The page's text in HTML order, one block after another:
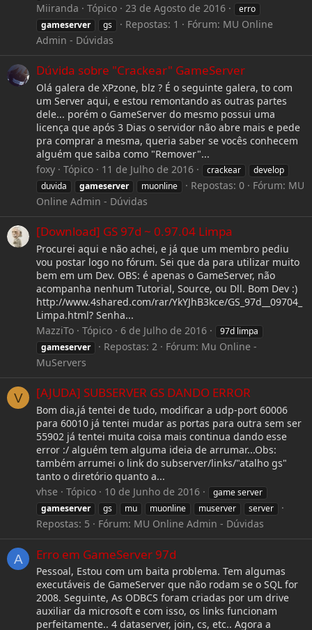
Miiranda
Tópico 23 de Agosto de 2016
erro
gameserver
gs Repostas: 1 Fórum: MU Online
Admin - Dúvidas
Dúvida sobre "Crackear" GameServer
Olá galera de XPzone, blz ? É o seguinte galera, to com
um Server aqui, e estou remontando as outras partes
dele... porém o GameServer do mesmo possui uma
licença que após 3 Dias o servidor não abre mais e pede
pra comprar a mesma, queria saber se vocês conhecem
alguém que saiba como "Remover"...
foxy
Tópico 11 de Julho de 2016 crackear
develop
duvida
gameserver muonline Repostas: 0 Fórum: MU
Online Admin - Dúvidas
[Download] GS 97d ~ 0.97.04 Limpa
Procurei aqui e não achei, e já que um membro pediu
vou postar logo no fórum. Sei que da para utilizar muito
bem em um Dev. OBS: é apenas o GameServer, não
acompanha nenhum Tutorial, Source, ou Dll. Bom Dev :)
http://www.4shared.com/rar/YkYJhB3kce/GS_97d__09704_
Limpa.html? Senha...
MazziTo
Tópico 6 de Julho de 2016
97d limpa
gameserver
Repostas: 2 Fórum: Mu Online -
MuServers
V [AJUDA] SUBSERVER GS DANDO ERROR
Bom dia,já tentei de tudo, modificar a udp-port 60006
para 60010 já tentei mudar as portas para outra sem ser
55902 já tentei muita coisa mais continua dando esse
error :/ alguém tem alguma ideia de arrumar...Obs:
também arrumei o link do subserver/links/"atalho gs"
tanto o diretório quanto a...
vhse
Tópico 10 de Junho de 2016
game server
gameserver
gs mu muonline muserver server
Repostas: 5 Fórum: MU Online Admin - Dúvidas
A Erro em GameServer 97d
Pessoal, Estou com um baita problema. Tem algumas
executáveis de GameServer que não rodam se o SQL for
2008. Seguinte, As ODBCS foram criadas por um drive
auxiliar da microsoft e com isso, os links funcionam
perfeitamente.. 4 dataserver, join, cs, etc.. Agora a